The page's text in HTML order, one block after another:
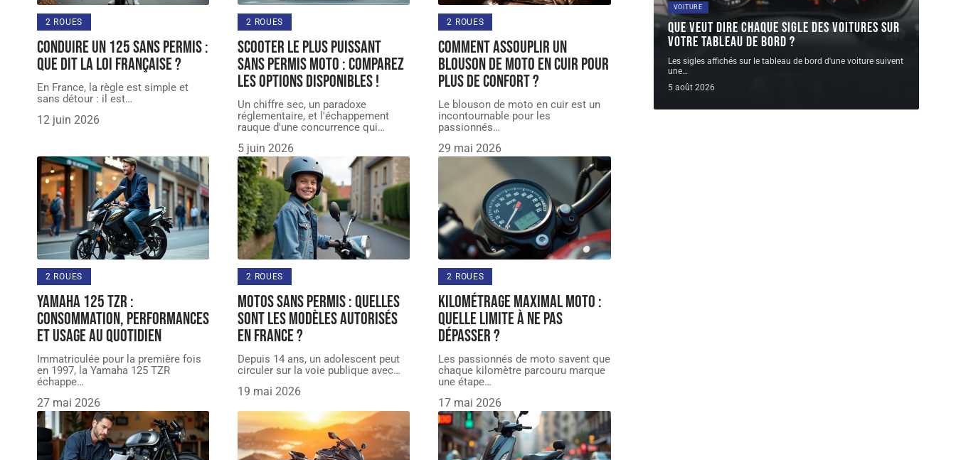
2 ROUES
Conduire un 125 sans permis :
que dit la loi française ?
En France, la règle est simple et
sans détour : il est…
12 juin 2026
2 ROUES
Scooter le plus puissant
sans permis moto : comparez
les options disponibles !
Un chiffre sec, un paradoxe
réglementaire, et l'échappement
rauque d'une concurrence qui…
5 juin 2026
2 ROUES
Comment assouplir un
blouson de moto en cuir pour
plus de confort ?
Le blouson de moto en cuir est un
incontournable pour les
passionnés…
29 mai 2026
2 ROUES
Yamaha 125 TZR :
consommation, performances
et usage au quotidien
Immatriculée pour la première fois
en 1997, la Yamaha 125 TZR
échappe…
27 mai 2026
2 ROUES
Motos sans permis : quelles
sont les modèles autorisés
en France ?
Depuis 14 ans, un adolescent peut
circuler sur la voie publique avec…
19 mai 2026
2 ROUES
Kilométrage maximal moto :
quelle limite à ne pas
dépasser ?
Les passionnés de moto savent que
chaque kilomètre parcouru marque
une étape…
17 mai 2026
VOITURE
Que veut dire chaque sigle des voitures sur
votre tableau de bord ?
Les sigles affichés sur le tableau de bord d'une voiture suivent
une…
5 août 2026